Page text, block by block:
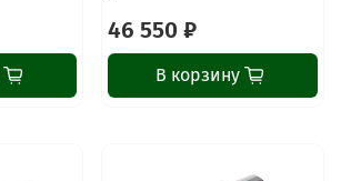
46 550 ₽
В корзину